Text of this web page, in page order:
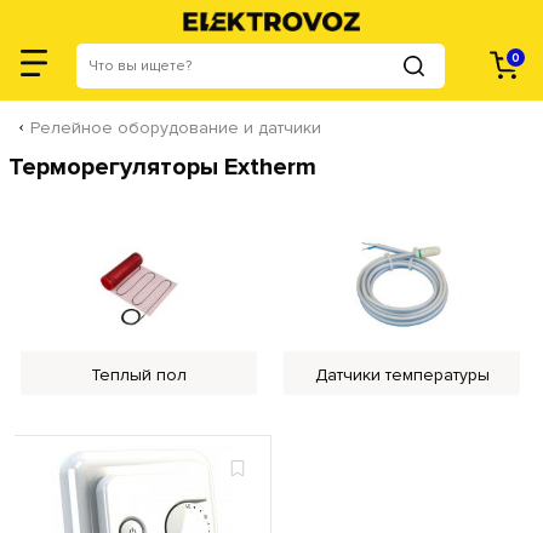
0
Релейное оборудование и датчики
Терморегуляторы Extherm
Теплый пол Датчики температуры